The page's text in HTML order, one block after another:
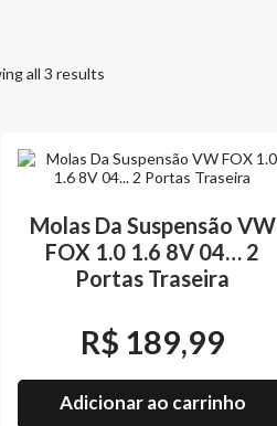
all 3 results
Molas Da Suspensão VW
FOX 1.0 1.6 8V 04… 2
Portas Traseira
R$ 189,99
Adicionar ao carrinho